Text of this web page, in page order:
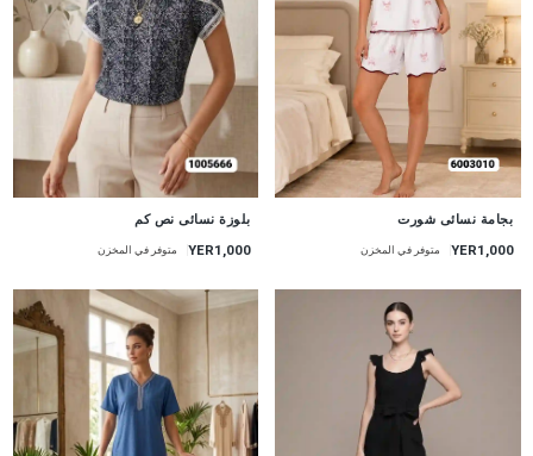
بجامة نسائى شورت
YER1,000 متوفر في المخزن
بلوزة نسائى نص كم
YER1,000 متوفر في المخزن